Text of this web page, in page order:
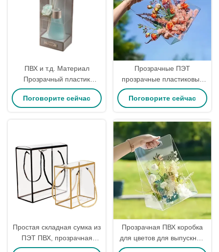
ПВХ и т.д. Материал
Прозрачный пластик
Печатная ПВХ коробка
дисплейная упаковка
Поговорите сейчас
Прозрачные ПЭТ
прозрачные пластиковые
ящики Favor сумка
настраиваемая ПВХ
Поговорите сейчас
Простая складная сумка из
ПЭТ ПВХ, прозрачная
пластиковая коробка из
Прозрачная ПВХ коробка
для цветов для выпускных
букетов, прозрачная